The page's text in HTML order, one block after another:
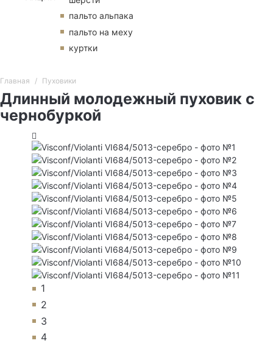
пальто альпака
пальто на меху
куртки
Главная Пуховики
Длинный молодежный пуховик с
чернобуркой
1
2
3
4